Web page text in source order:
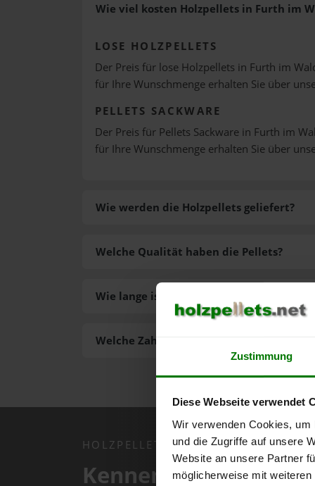
Zustimmung
Diese Webseite verwendet
Wir verwenden Cookies,
und die Zugriffe auf unsere
Website an unsere Partner
möglicherweise mit
Wie viel kosten Holzpellets in Furth im
LOSE HOLZPELLETS
Der Preis für lose Holzpellets in Furth im
für Ihre Wunschmenge erhalten Sie über
PELLETS SACKWARE
Der Preis für Pellets Sackware in Furth im
für Ihre Wunschmenge erhalten Sie über
Wie werden die Holzpellets geliefert?
Welche Zahlungsarten gibt es?
Welche Qualität haben die Pellets?
Wie lange ist die Lieferzeit der Pellets?
HOLZPELLETS.NET APP
Kennen Sie schon